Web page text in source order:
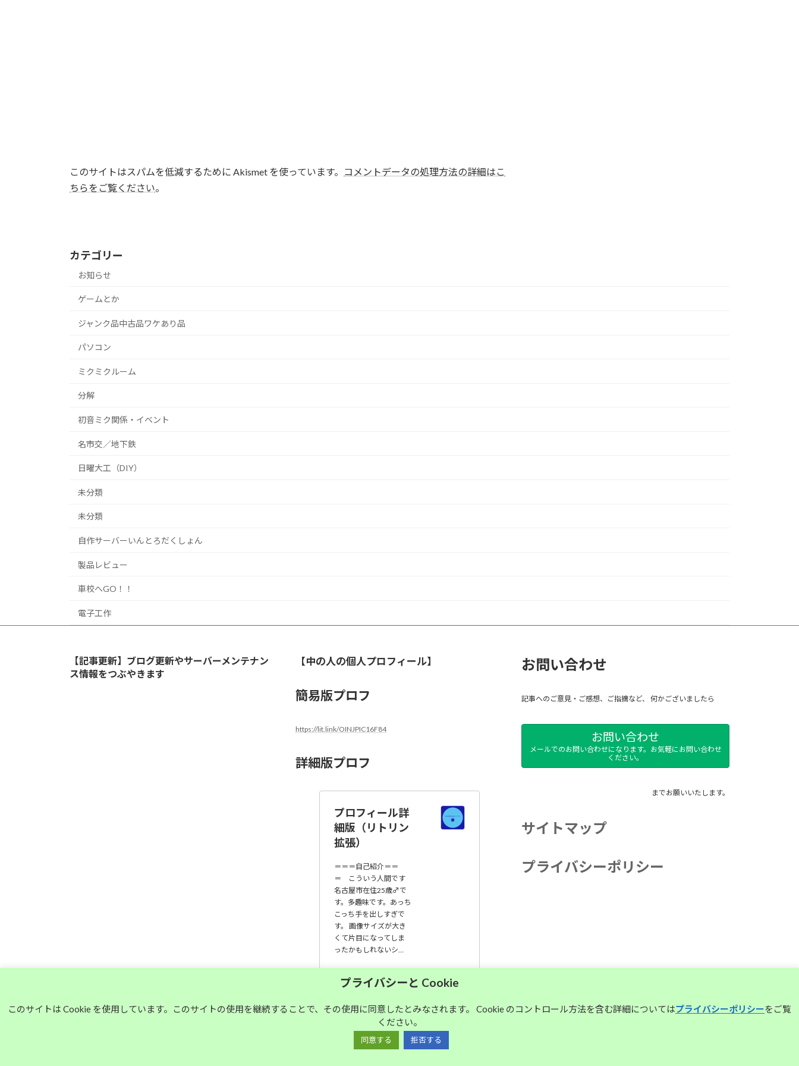
このサイトはスパムを低減するために Akismet を使っています。
コメントデータの処理方法の詳細はこ
ちらをご覧ください。
カテゴリー
お知らせ
ゲームとか
ジャンク品中古品ワケあり品
パソコン
ミクミクルーム
分解
初音ミク関係・イベント
名市交／地下鉄
日曜大工（DIY）
未分類
未分類
自作サーバーいんとろだくしょん
製品レビュー
車校へGO！！
電子工作
【記事更新】ブログ更新やサーバーメンテナン
ス情報をつぶやきます
【中の人の個人プロフィール】
簡易版プロフ
https://lit.link/OINJPIC16F84
詳細版プロフ
プロフィール詳
細版（リトリン
拡張）
＝＝＝自己紹介＝＝
＝ こういう人間です
名古屋市在住25歳♂で
す。多趣味です。あっち
こっち手を出しすぎで
す。 画像サイズが大き
くて片目になってしま
ったかもしれないシ…
大須中毒名古屋人
のブログ
お問い合わせ
記事へのご意見・ご感想、ご指摘など、 何かございましたら
お問い合わせ
メールでのお問い合わせになります。お気軽にお問い合わせ
ください。
までお願いいたします。
サイトマップ
プライバシーポリシー
Copyright © 大須中毒名古屋人のブログ All Rights Reserved.
withLightning Theme&VK All in One Expansion Unit
プライバシーと Cookie
このサイトは Cookie を使用しています。このサイトの使用を継続することで、その使用に同意したとみなされます。 Cookie のコントロール方法を含む詳細についてはプライバシーポリシーをご覧
ください。
同意する 拒否する